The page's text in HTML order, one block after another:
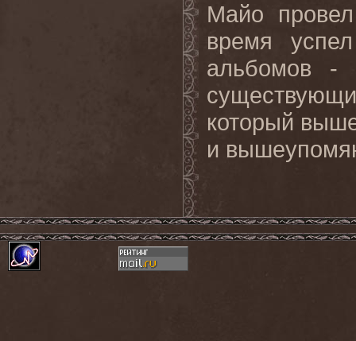
Майо
время
альбомов -
который
и